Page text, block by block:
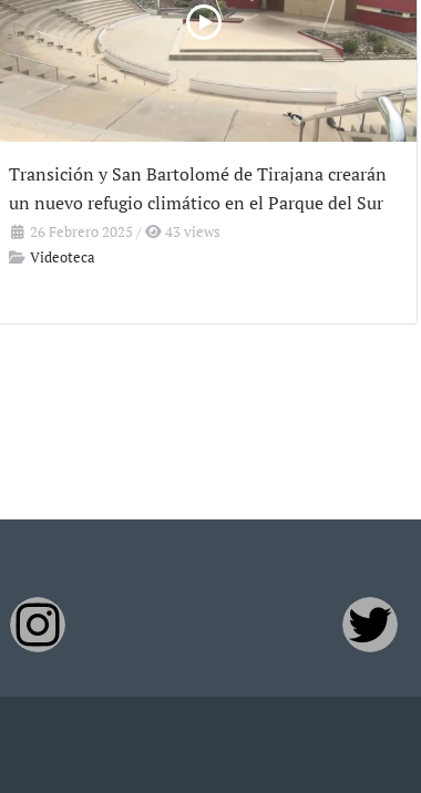
Transición y San Bartolomé de Tirajana crearán
un nuevo refugio climático en el Parque del Sur
26 Febrero 2025 /
43 views
Videoteca